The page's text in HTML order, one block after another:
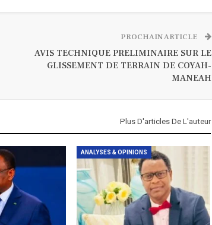
PROCHAIN ARTICLE
AVIS TECHNIQUE PRELIMINAIRE SUR LE
GLISSEMENT DE TERRAIN DE COYAH-
MANEAH
Plus D'articles De L'auteur
ANALYSES & OPINIONS